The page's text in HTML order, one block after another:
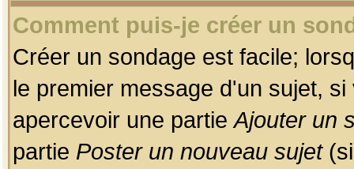
Comment puis-je créer un
Créer un sondage est facile;
le premier message d'un sujet,
apercevoir une partieAjouter un
partie Poster un nouveau sujet(si